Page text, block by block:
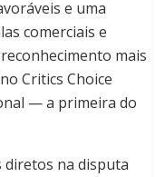
e uma
comerciais e
mais
Critics Choice
— a primeira do
diretos na disputa